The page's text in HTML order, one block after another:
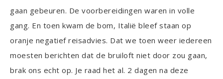
gaan gebeuren. De voorbereidingen waren in volle
gang. En toen kwam de bom, Italië bleef staan op
oranje negatief reisadvies. Dat we toen weer iedereen
moesten berichten dat de bruiloft niet door zou gaan,
brak ons echt op. Je raad het al. 2 dagen na deze